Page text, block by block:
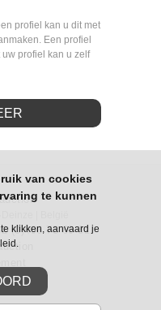
profiel kan u dit met
Een profiel
profiel kan u zelf
| België
(0)496 73 60 81
van cookies
te kunnen
klikken, aanvaard je